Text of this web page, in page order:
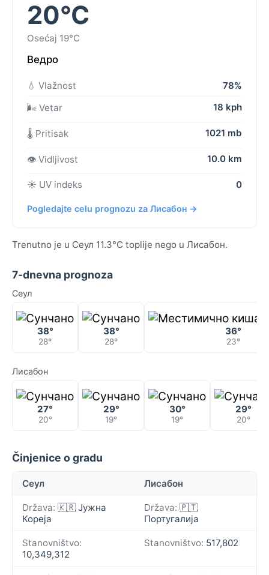
20°C
Osećaj 19°C
Ведро
💧 Vlažnost
78%
🌬️ Vetar
18 kph
🌡️ Pritisak 1021 mb
👁️ Vidljivost 10.0 km
☀️ UV indeks 0
Pogledajte celu prognozu za Лисабон →
Trenutno je u Сеул 11.3°C toplije nego u Лисабон.
7-dnevna prognoza
Сеул
38°
28°
38°
28°
36°
23°
Лисабон
27°
20°
29°
19°
30°
19°
29°
20°
Činjenice o gradu
Сеул Лисабон
Država: 🇰🇷 Јужна
Кореја
Država: 🇵🇹
Португалија
Stanovništvo:
10,349,312
Stanovništvo: 517,802